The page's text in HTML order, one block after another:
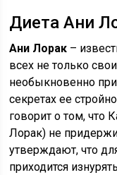
Диета Ани
Ани Лорак –
всех не только
необыкновенно
секретах ее
говорит о том, что
Лорак) не
утверждают, что
приходится